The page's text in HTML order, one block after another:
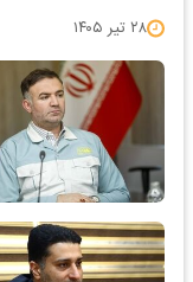
۲۸ تیر ۱۴۰۵